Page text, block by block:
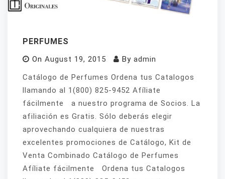
PERFUMES
On August 19, 2015 By admin
Catálogo de Perfumes Ordena tus Catalogos
llamando al 1(800) 825-9452 Afíliate
fácilmente a nuestro programa de Socios. La
afiliación es Gratis. Sólo deberás elegir
aprovechando cualquiera de nuestras
excelentes promociones de Catálogo, Kit de
Venta Combinado Catálogo de Perfumes
Afíliate fácilmente Ordena tus Catalogos